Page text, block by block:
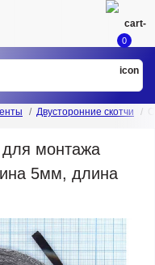
0
Двусторонние скотчи
для монтажа
5мм, длина